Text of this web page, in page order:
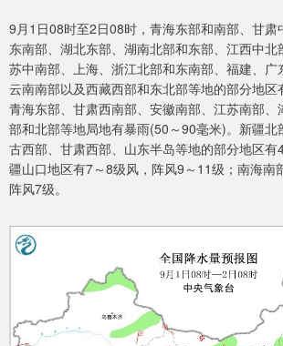
9月1日08时至2日08时，青海东部和南部、甘肃
东南部、湖北东部、湖南北部和东部、江西中
苏中南部、上海、浙江北部和东南部、福建、广
云南南部以及西藏西部和东北部等地的部分地区
青海东部、甘肃西南部、安徽南部、江苏南部
部和北部等地局地有暴雨(50～90毫米)。新疆北
古西部、甘肃西部、山东半岛等地的部分地区
疆山口地区有7～8级风，阵风9～11级；南海南
阵风7级。